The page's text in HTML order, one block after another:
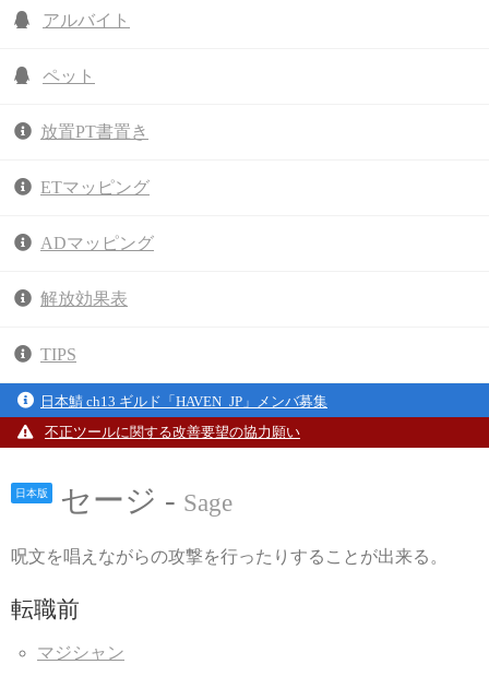
アルバイト
ペット
放置PT書置き
ETマッピング
ADマッピング
解放効果表
TIPS
日本鯖 ch13 ギルド「HAVEN_JP」メンバ募集
不正ツールに関する改善要望の協力願い
日本版 セージ - Sage
呪文を唱えながらの攻撃を行ったりすることが出来る。
転職前
マジシャン